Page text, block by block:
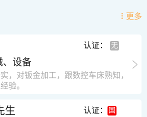
更多
认证：
、设备
，对钣金加工，跟数控车床熟知，
验。
生 认证：